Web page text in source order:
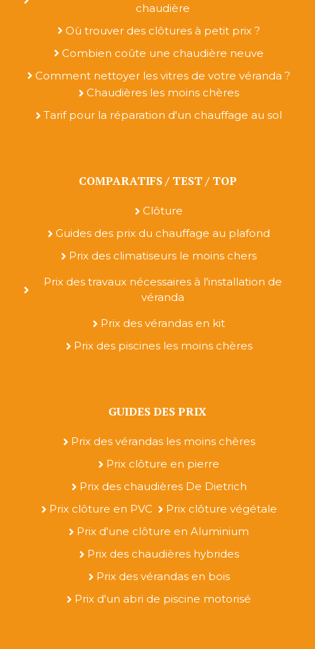
chaudière
Où trouver des clôtures à petit prix ?
Combien coûte une chaudière neuve
Comment nettoyer les vitres de votre véranda ?
Chaudières les moins chères
Tarif pour la réparation d'un chauffage au sol
COMPARATIFS / TEST / TOP
Clôture
Guides des prix du chauffage au plafond
Prix des climatiseurs le moins chers
Prix des travaux nécessaires à l'installation de
véranda
Prix des vérandas en kit
Prix des piscines les moins chères
GUIDES DES PRIX
Prix des vérandas les moins chères
Prix clôture en pierre
Prix des chaudières De Dietrich
Prix clôture en PVC
Prix clôture végétale
Prix d'une clôture en Aluminium
Prix des chaudières hybrides
Prix des vérandas en bois
Prix d'un abri de piscine motorisé